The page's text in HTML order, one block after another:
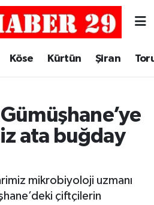
Köse Kürtün Şiran
ata buğday
mikrobiyoloji uzmanı
çiftçilerin
Haritası
ve Fikstür